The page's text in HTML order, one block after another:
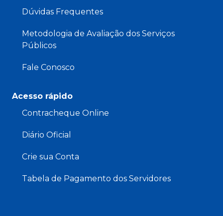
Dúvidas Frequentes
Metodologia de Avaliação dos Serviços
Públicos
Fale Conosco
Acesso rápido
Contracheque Online
Diário Oficial
Crie sua Conta
Tabela de Pagamento dos Servidores